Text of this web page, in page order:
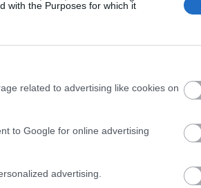
with the Purposes for which it
related to advertising like cookies on
to Google for online advertising
advertising.